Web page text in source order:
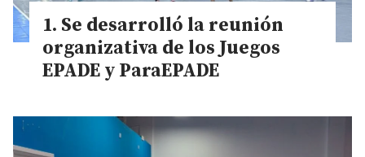
Se desarrolló la reunión
organizativa de los Juegos
EPADE y ParaEPADE